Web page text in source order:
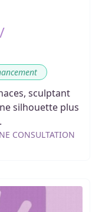
sculptant
silhouette plus
CONSULTATION